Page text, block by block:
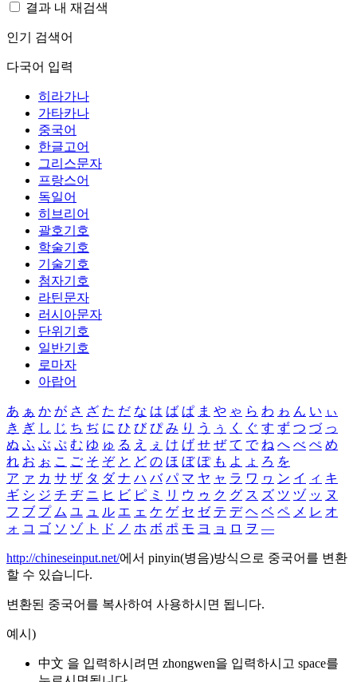
결과 내 재검색
인기 검색어
다국어 입력
히라가나
가타카나
중국어
한글고어
그리스문자
프랑스어
독일어
히브리어
괄호기호
학술기호
기술기호
첨자기호
라틴문자
러시아문자
단위기호
일반기호
로마자
아랍어
あ ぁ か が さ ざ た だ な は ば ぱ ま や ゃ ら わ ゎ ん い ぃ
き ぎ し じ ち ぢ に ひ び ぴ み り う ぅ く ぐ す ず つ づ っ
ぬ ふ ぶ ぷ む ゆ ゅ る え ぇ け げ せ ぜ て で ね へ べ ぺ め
れ お ぉ こ ご そ ぞ と ど の ほ ぼ ぽ も よ ょ ろ を
ア ァ カ サ ザ タ ダ ナ ハ バ パ マ ヤ ャ ラ ワ ヮ ン イ ィ キ
ギ シ ジ チ ヂ ニ ヒ ビ ピ ミ リ ウ ゥ ク グ ス ズ ツ ヅ ッ ヌ
フ ブ プ ム ユ ュ ル エ ェ ケ ゲ セ ゼ テ デ ヘ ベ ペ メ レ オ
ォ コ ゴ ソ ゾ ト ド ノ ホ ボ ポ モ ヨ ョ ロ ヲ ―
http://chineseinput.net/에서 pinyin(병음)방식으로 중국어를 변환
할 수 있습니다.
변환된 중국어를 복사하여 사용하시면 됩니다.
예시)
中文 을 입력하시려면 zhongwen을 입력하시고 space를